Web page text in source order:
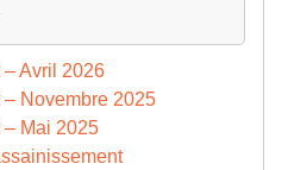
– Avril 2026
Novembre 2025
– Mai 2025